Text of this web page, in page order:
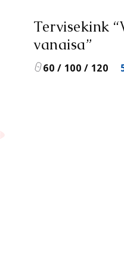
Tervisekink
vanaisa”
60 / 100 / 120